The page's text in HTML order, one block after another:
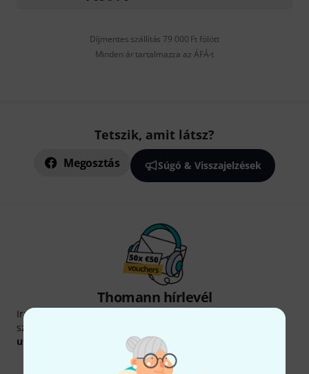
Díjmentes szállítás 79 000 Ft fölött
Minden ár tartalmazza az ÁFÁ-t
Tetszik, amit látsz?
Megosztás Súgó & Visszajelzések
Thomann hírlevél
Iratkozz fel a Thomann angol nyelvű hírlevelére, és kis
szerencsével megnyerheted a
utalvány
Inspiráló gondolatok
Akciók